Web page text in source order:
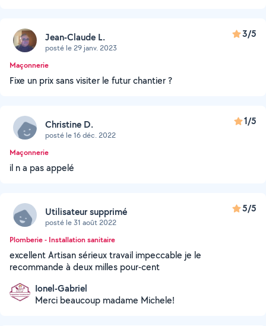
Jean-Claude L.
posté le 29 janv. 2023
3/5
Maçonnerie
Fixe un prix sans visiter le futur chantier ?
Christine D.
posté le 16 déc. 2022
1/5
Maçonnerie
il n a pas appelé
Utilisateur supprimé
posté le 31 août 2022
5/5
Plomberie - Installation sanitaire
excellent Artisan sérieux travail impeccable je le
recommande à deux milles pour-cent
Ionel-Gabriel
Merci beaucoup madame Michele!